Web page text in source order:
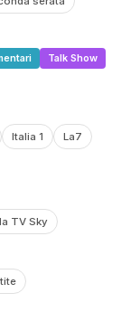
Talk Show
Italia 1
La7
TV Sky